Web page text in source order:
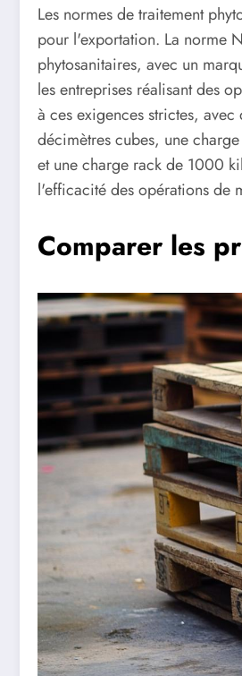
Les normes de traitement
pour l'exportation. La norme
phytosanitaires, avec un
les entreprises réalisant des
à ces exigences strictes,
décimètres cubes, une
et une charge rack de 1000
l'efficacité des opérations de
Comparer les